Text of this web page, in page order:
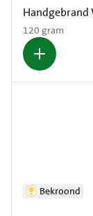
Handgebrand
120 gram
Bekroond